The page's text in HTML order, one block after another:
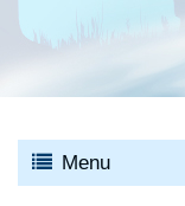
Menu